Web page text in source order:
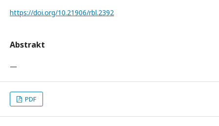
https://doi.org/10.21906/rbl.2392
Abstrakt
—
PDF